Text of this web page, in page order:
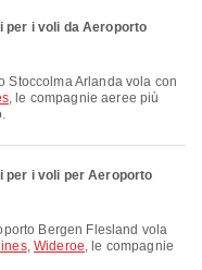
per i voli da Aeroporto
Stoccolma Arlanda vola con
, le compagnie aeree più
per i voli per Aeroporto
,Wideroe, le compagnie